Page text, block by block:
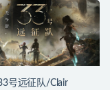
号远征队/Clair